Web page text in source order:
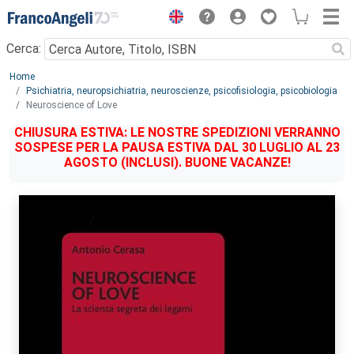
Menu
Cerca:
Main content
Home
Psichiatria, neuropsichiatria, neuroscienze, psicofisiologia, psicobiologia
Neuroscience of Love
CHIUSURA ESTIVA: LE NOSTRE SPEDIZIONI VERRANNO
SOSPESE PER LA PAUSA ESTIVA DAL 30 LUGLIO AL 23
AGOSTO (INCLUSI). BUONE VACANZE!